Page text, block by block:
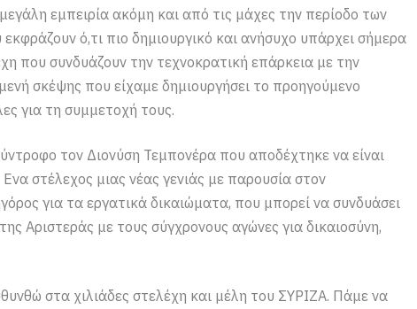
εμπειρία ακόμη και από τις μάχες την περίοδο των
ό,τι πιο δημιουργικό και ανήσυχο υπάρχει σήμερα
που συνδυάζουν την τεχνοκρατική επάρκεια με την
σκέψης που είχαμε δημιουργήσει το προηγούμενο
για τη συμμετοχή τους.
τον Διονύση Τεμπονέρα που αποδέχτηκε να είναι
στέλεχος μιας νέας γενιάς με παρουσία στον
για τα εργατικά δικαιώματα, που μπορεί να συνδυάσει
Αριστεράς με τους σύγχρονους αγώνες για δικαιοσύνη,
στα χιλιάδες στελέχη και μέλη του ΣΥΡΙΖΑ. Πάμε να